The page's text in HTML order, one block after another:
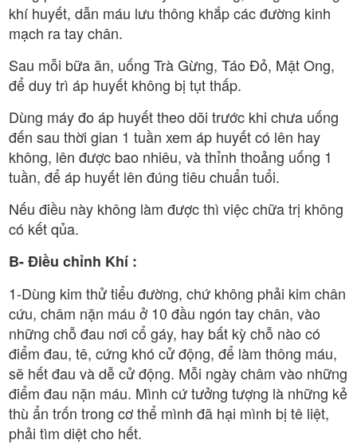
khí huyết, dẫn máu lưu thông khắp các đường kinh
mạch ra tay chân.
Sau mỗi bữa ăn, uống Trà Gừng, Táo Đỏ, Mật Ong,
để duy trì áp huyết không bị tụt thấp.
Dùng máy đo áp huyết theo dõi trước khi chưa uống
đến sau thời gian 1 tuần xem áp huyết có lên hay
không, lên được bao nhiêu, và thỉnh thoảng uống 1
tuần, để áp huyết lên đúng tiêu chuẩn tuổi.
Nếu điều này không làm được thì việc chữa trị không
có kết qủa.
B- Điều chỉnh Khí :
1-Dùng kim thử tiểu đường, chứ không phải kim chân
cứu, châm nặn máu ở 10 đầu ngón tay chân, vào
những chỗ đau nơi cổ gáy, hay bất kỳ chỗ nào có
điểm đau, tê, cứng khó cử động, để làm thông máu,
sẽ hết đau và dễ cử động. Mỗi ngày châm vào những
điểm đau nặn máu. Mình cứ tưởng tượng là những kẻ
thù ẩn trốn trong cơ thể mình đã hại mình bị tê liệt,
phải tìm diệt cho hết.